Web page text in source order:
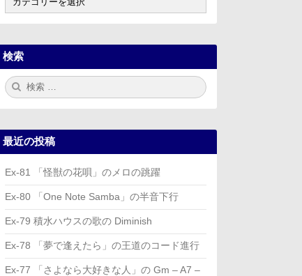
次
検索
検
索:
最近の投稿
Ex-81 「怪獣の花唄」のメロの跳躍
Ex-80 「One Note Samba」の半音下行
Ex-79 積水ハウスの歌の Diminish
Ex-78 「夢で逢えたら」の王道のコード進行
Ex-77 「さよなら大好きな人」の Gm – A7 –